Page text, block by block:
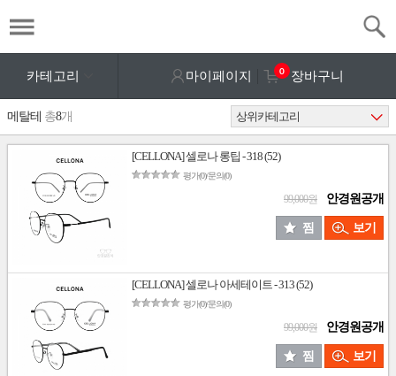
카테고리 마이페이지 0 장바구니
메탈테 총8개
[CELLONA] 셀로나 롱팁 - 318 (52)
평가(0)/문의(0)
99,000원 안경원공개
보기
찜
[CELLONA] 셀로나 아세테이트 - 313 (52)
평가(0)/문의(0)
99,000원 안경원공개
보기
찜